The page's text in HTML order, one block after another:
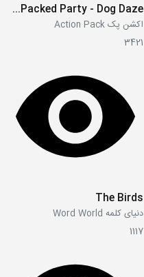
S01E08 - Action-Packed Party - Dog Daze
اکشن پک Action Pack
3421
The Birds
دنیای کلمه Word World
1117